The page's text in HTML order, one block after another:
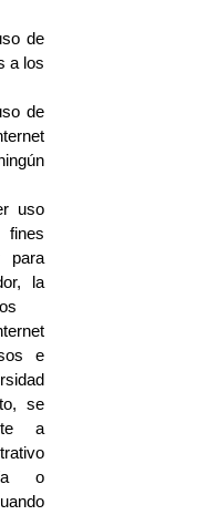
de
a los
de
uso
para
la
e
se
a
o